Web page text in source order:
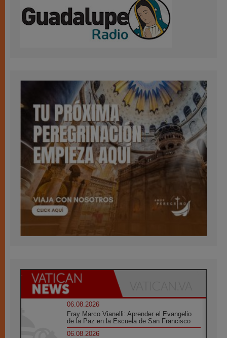
06.08.2026
Fray Marco Vianelli: Aprender el Evangelio
de la Paz en la Escuela de San Francisco
06.08.2026